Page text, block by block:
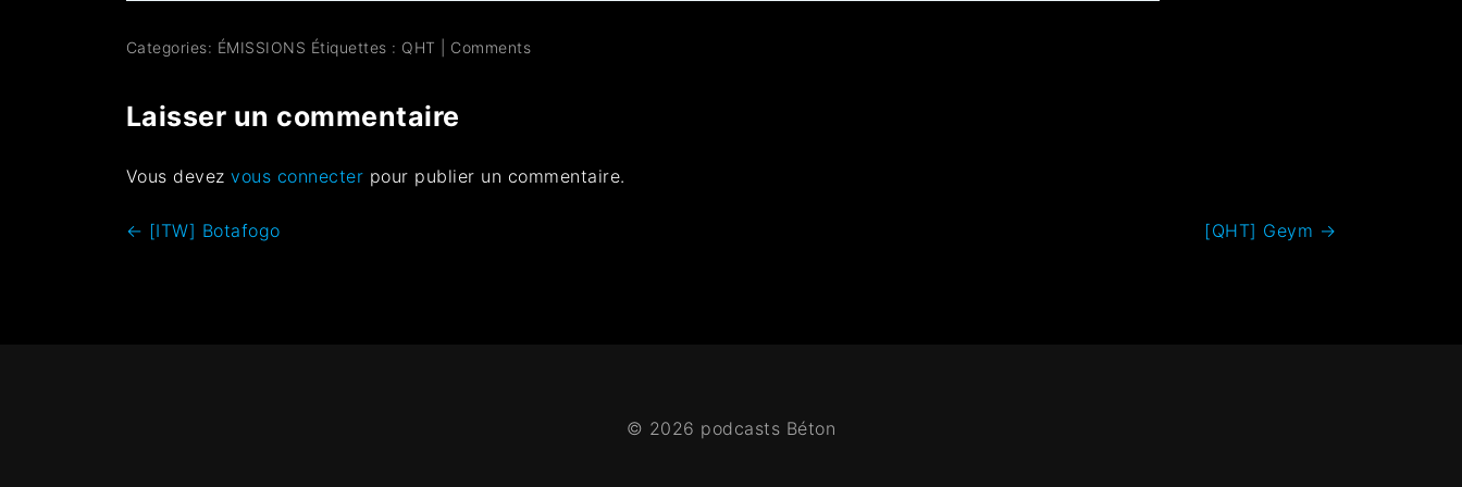
Categories: ÉMISSIONS Étiquettes : QHT Comments
Laisser un commentaire
Vous devezvous connecter pour publier un commentaire.
← [ITW] Botafogo [QHT] Geym →
© 2026 podcasts Béton